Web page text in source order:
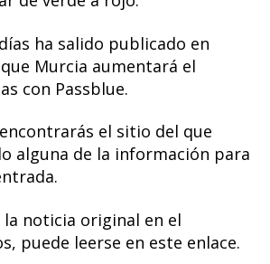
ha salido publicado en
Murcia aumentará el
con Passblue.
encontrarás el sitio del que
alguna de la información para
la noticia original en el
puede leerse en este enlace.